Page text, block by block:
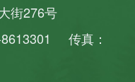
街276号
传真：